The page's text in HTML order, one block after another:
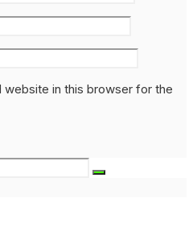
website in this browser for the